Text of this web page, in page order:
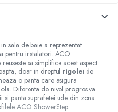
sala de baie a reprezentat
pentru instalatori. ACO
sa simplifice acest aspect.
doar in dreptul rigolei de
o panta care asigura
Diferenta de nivel progresiva
si panta suprafetei ude din zona
ACO ShowerStep.